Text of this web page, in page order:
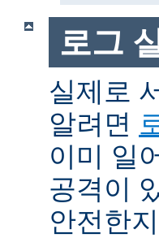
로그
실제로
알려면
이미 일
공격이
안전한